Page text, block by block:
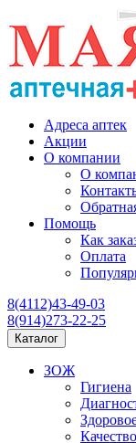
Адреса аптек
Акции
О компании
О
Помощь
Как
Оплата
8(4112)43-49-03
8(914)273-22-25
Каталог
ЗОЖ
Гигиена